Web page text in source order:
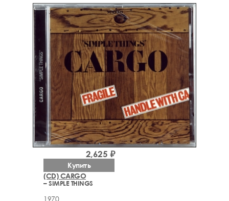
(CD) CARGO
– SIMPLE THINGS
1970
2,625 ₽
Купить